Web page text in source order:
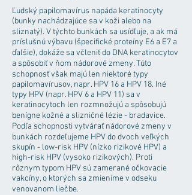
Ľudský papilomavírus napáda keratinocyty
(bunky nachádzajúce sa v koži alebo na
sliznatý). V týchto bunkách sa usídľuje, a ak má
príslušnú výbavu (špecifické proteíny E6 a E7 a
ďalšie), dokáže sa včleniť do DNA keratinocytov
a spôsobiť v ňom nádorové zmeny. Túto
schopnosť však majú len niektoré typy
papilomavírusov, napr. HPV 16 a HPV 18. Iné
typy HPV (napr. HPV 6 a HPV 11) sa v
keratinocytoch len rozmnožujú a spôsobujú
benígne kožné a slizničné lézie - bradavice.
Podľa schopnosti vytvárať nádorové zmeny v
bunkách rozdeľujeme HPV do dvoch veľkých
skupín - low-risk HPV (nízko rizikové HPV) a
high-risk HPV (vysoko rizikových). Proti
rôznym typom HPV sú zamerané očkovacie
vakcíny, o ktorých sa zmienime v odseku
venovanom liečbe.